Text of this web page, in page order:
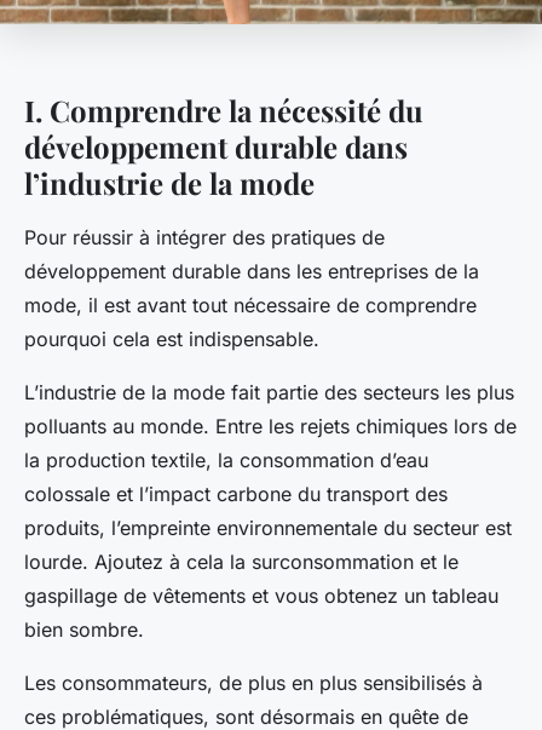
I. Comprendre la nécessité du
développement durable dans
l’industrie de la mode
Pour réussir à intégrer des pratiques de
développement durable dans les entreprises de la
mode, il est avant tout nécessaire de comprendre
pourquoi cela est indispensable.
L’industrie de la mode fait partie des secteurs les plus
polluants au monde. Entre les rejets chimiques lors de
la production textile, la consommation d’eau
colossale et l’impact carbone du transport des
produits, l’empreinte environnementale du secteur est
lourde. Ajoutez à cela la surconsommation et le
gaspillage de vêtements et vous obtenez un tableau
bien sombre.
Les consommateurs, de plus en plus sensibilisés à
ces problématiques, sont désormais en quête de